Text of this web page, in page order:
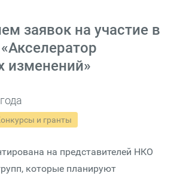
заявок на участие в
изменений»
и гранты
на представителей НКО
которые планируют